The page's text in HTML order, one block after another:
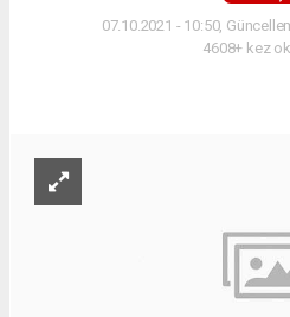
07.10.2021 - 10:50,
4608+ kez